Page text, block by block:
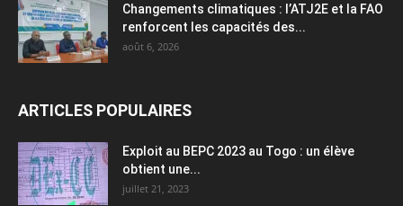
Changements climatiques : l’ATJ2E et la FAO
renforcent les capacités des...
août 6, 2026
ARTICLES POPULAIRES
Exploit au BEPC 2023 au Togo : un élève
obtient une...
juillet 21, 2023